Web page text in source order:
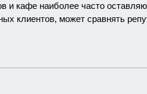
и кафе наиболее часто
клиентов, может сравнять